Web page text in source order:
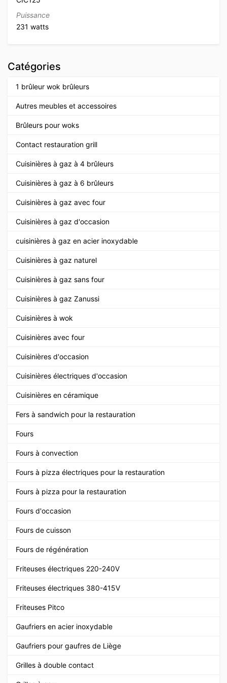
Puissance
231 watts
Catégories
1 brûleur wok brûleurs
Autres meubles et accessoires
Brûleurs pour woks
Contact restauration grill
Cuisinières à gaz à 4 brûleurs
Cuisinières à gaz à 6 brûleurs
Cuisinières à gaz avec four
Cuisinières à gaz d'occasion
cuisinières à gaz en acier inoxydable
Cuisinières à gaz naturel
Cuisinières à gaz sans four
Cuisinières à gaz Zanussi
Cuisinières à wok
Cuisinières avec four
Cuisinières d'occasion
Cuisinières électriques d'occasion
Cuisinières en céramique
Fers à sandwich pour la restauration
Fours
Fours à convection
Fours à pizza électriques pour la restauration
Fours à pizza pour la restauration
Fours d'occasion
Fours de cuisson
Fours de régénération
Friteuses électriques 220-240V
Friteuses électriques 380-415V
Friteuses Pitco
Gaufriers en acier inoxydable
Gaufriers pour gaufres de Liège
Grilles à double contact